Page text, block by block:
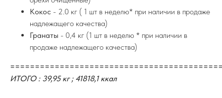
Кокос - 2.0 кг ( 1 шт в неделю* при наличии в продаже
надлежащего качества)
Гранаты - 0,4 кг (1 шт в неделю * при наличии в
продаже надлежащего качества)
ИТОГО : 39,95 кг ; 41818,1 ккал